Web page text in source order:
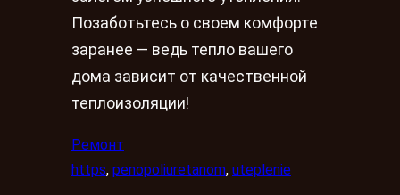
Позаботьтесь о своем комфорте
заранее — ведь тепло вашего
дома зависит от качественной
теплоизоляции!
Ремонт
https, penopoliuretanom, uteplenie